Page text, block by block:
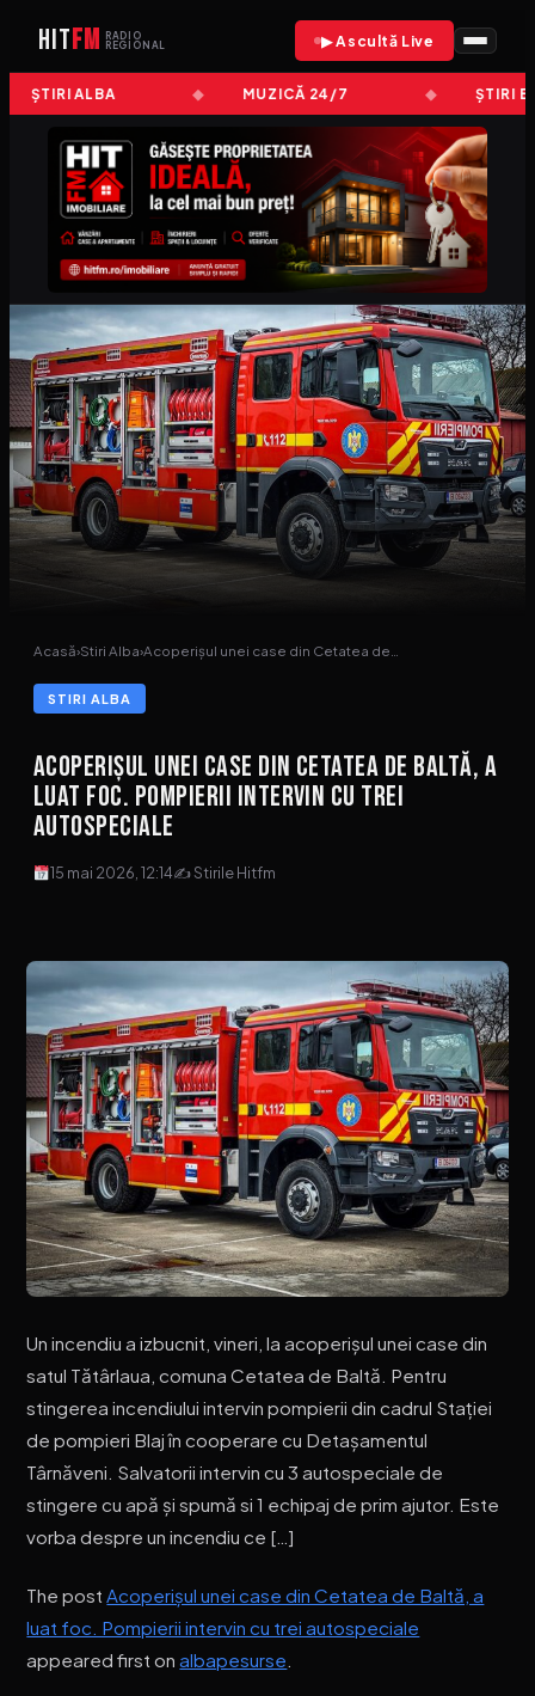
HITFM
RADIO
REGIONAL
▶ Ascultă Live
ȘTIRI ALBA MUZICĂ 24/7 ȘTIRI
Acasă›Stiri Alba›Acoperișul unei case din Cetatea de…
STIRI ALBA
Acoperișul unei case din Cetatea de Baltă, a
luat foc. Pompierii intervin cu trei
autospeciale
15 mai 2026, 12:14✍ Stirile Hitfm
Un incendiu a izbucnit, vineri, la acoperișul unei case din
satul Tătârlaua, comuna Cetatea de Baltă. Pentru
stingerea incendiului intervin pompierii din cadrul Stației
de pompieri Blaj în cooperare cu Detașamentul
Târnăveni. Salvatorii intervin cu 3 autospeciale de
stingere cu apă și spumă si 1 echipaj de prim ajutor. Este
vorba despre un incendiu ce […]
The postAcoperișul unei case din Cetatea de Baltă, a
luat foc. Pompierii intervin cu trei autospeciale
appeared first onalbapesurse